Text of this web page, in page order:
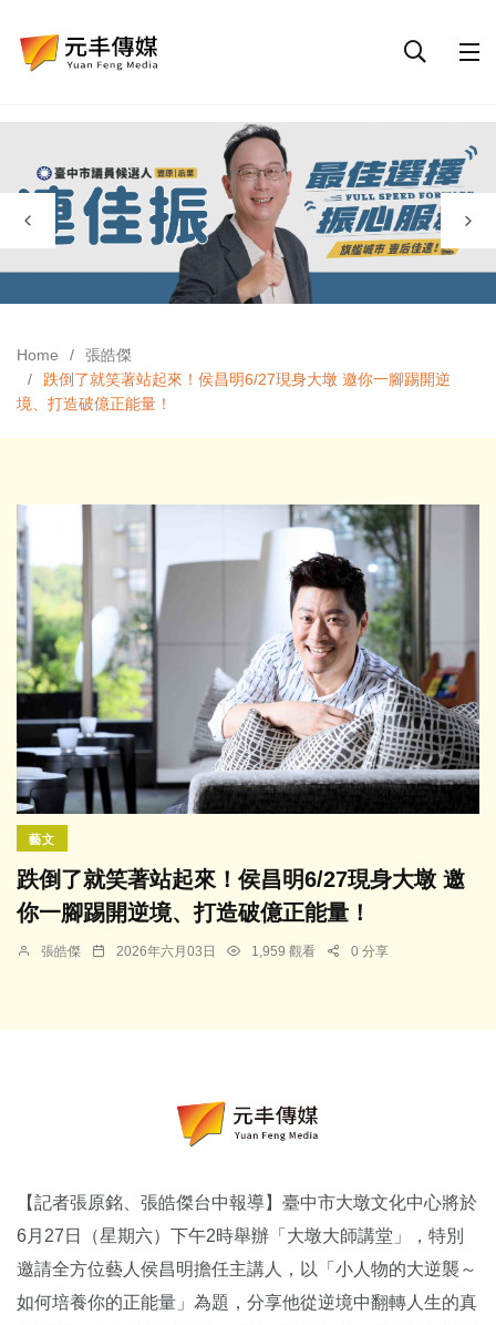
Home
張皓傑
跌倒了就笑著站起來！侯昌明6/27現身大墩 邀你一腳踢開逆
境、打造破億正能量！
藝文
跌倒了就笑著站起來！侯昌明6/27現身大墩 邀
你一腳踢開逆境、打造破億正能量！
張皓傑 2026年六月03日 1,959 觀看 0 分享
【記者張原銘、張皓傑台中報導】臺中市大墩文化中心將於
6月27日（星期六）下午2時舉辦「 大墩大師講堂」，特別
邀請全方位藝人侯昌明擔任主講人，以「 小人物的大逆襲～
如何培養你的正能量」為題， 分享他從逆境中翻轉人生的真